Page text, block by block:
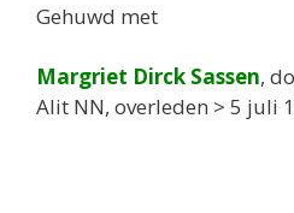
Gehuwd met
Margriet Dirck Sassen,
Alit NN, overleden > 5 juli